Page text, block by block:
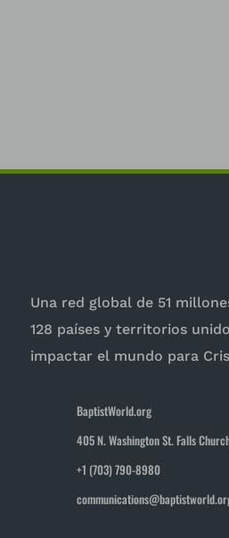
Una red global de 51
128 países y territorios
impactar el mundo para
BaptistWorld.org
405 N. Washington St. Falls
+1 (703) 790-8980